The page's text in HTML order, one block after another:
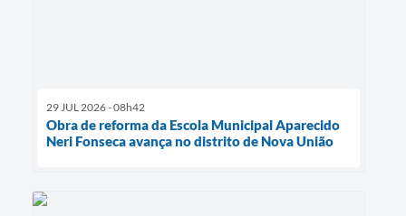
29 JUL 2026 - 08h42
Obra de reforma da Escola Municipal Aparecido
Neri Fonseca avança no distrito de Nova União